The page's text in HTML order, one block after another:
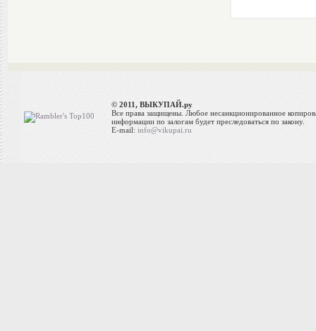
© 2011, ВЫКУПАЙ.ру
Все права защищены. Любое несанкционированное
информации по залогам будет преследоваться по закону.
E-mail: info@vikupai.ru